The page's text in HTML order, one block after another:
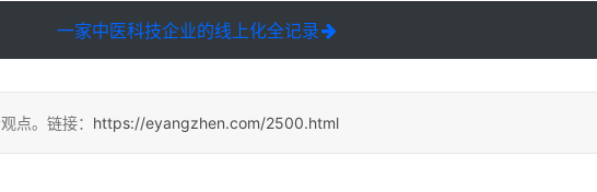
一家中医科技企业的线上化全记录
点。链接： https://eyangzhen.com/2500.html